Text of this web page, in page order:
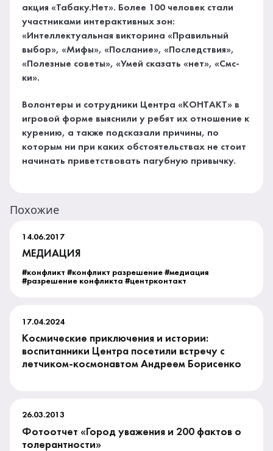
акция «Табаку.Нет». Более 100 человек стали
участниками интерактивных зон:
«Интеллектуальная викторина «Правильный
выбор», «Мифы», «Послание», «Последствия»,
«Полезные советы», «Умей сказать «нет», «Смс-
ки».
Волонтеры и сотрудники Центра «КОНТАКТ» в
игровой форме выяснили у ребят их отношение к
курению, а также подсказали причины, по
которым ни при каких обстоятельствах не стоит
начинать приветствовать пагубную привычку.
Похожие
14.06.2017
МЕДИАЦИЯ
#конфликт #конфликт разрешение #медиация
#разрешение конфликта #центрконтакт
17.04.2024
Космические приключения и истории:
воспитанники Центра посетили встречу с
летчиком-космонавтом Андреем Борисенко
26.03.2013
Фотоотчет «Город уважения и 200 фактов о
толерантности»